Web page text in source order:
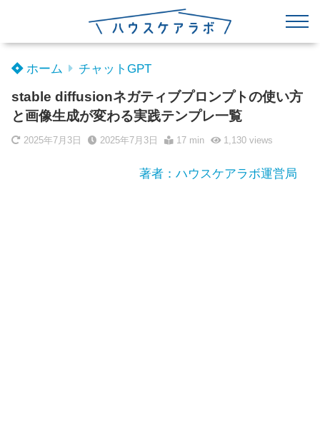
ホーム チャットGPT
stable diffusionネガティブプロンプトの使い方
と画像生成が変わる実践テンプレ一覧
2025年7月3日 2025年7月3日 17 min 1,130views
著者：ハウスケアラボ運営局